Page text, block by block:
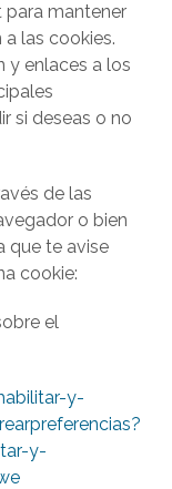
mantener
las cookies.
y enlaces a los
si deseas o no
de las
o bien
que te avise
cookie:
el
y-
y-